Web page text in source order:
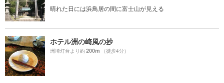
晴れた日には浜鳥居の間に富士山が見える
ホテル洲の崎風の抄
洲埼灯台より約200m （徒歩4分）